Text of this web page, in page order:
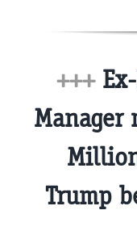
+++
Manager
Trump